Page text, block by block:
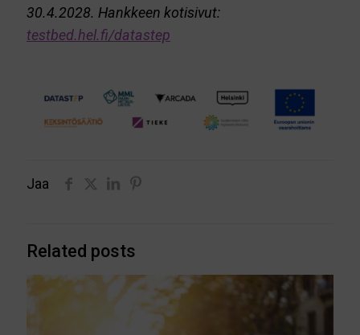
30.4.2028. Hankkeen kotisivut:
testbed.hel.fi/datastep
Jaa
Related posts